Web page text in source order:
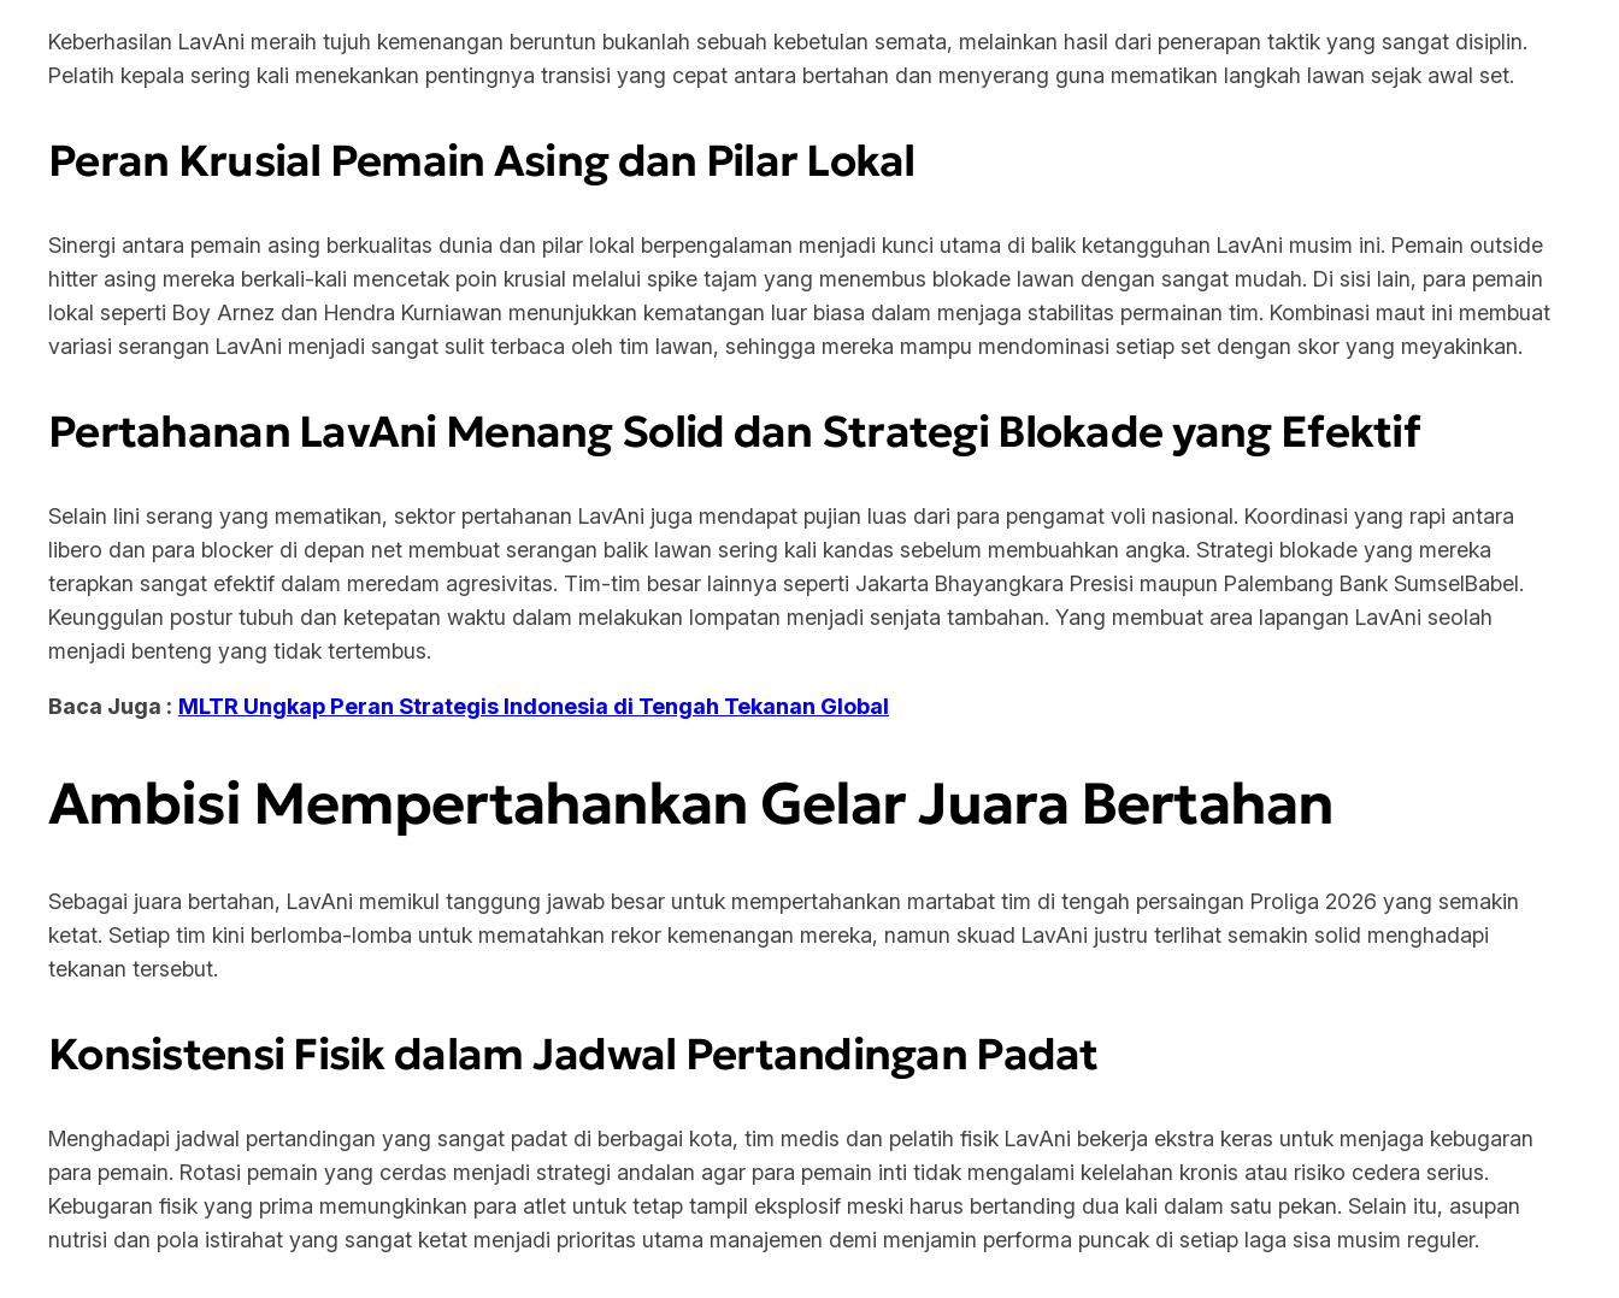
Keberhasilan LavAni meraih tujuh kemenangan beruntun bukanlah sebuah kebetulan semata, melainkan hasil dari penerapan taktik yang sangat disiplin.
Pelatih kepala sering kali menekankan pentingnya transisi yang cepat antara bertahan dan menyerang guna mematikan langkah lawan sejak awal set.
Peran Krusial Pemain Asing dan Pilar Lokal
Sinergi antara pemain asing berkualitas dunia dan pilar lokal berpengalaman menjadi kunci utama di balik ketangguhan LavAni musim ini. Pemain outside
hitter asing mereka berkali-kali mencetak poin krusial melalui spike tajam yang menembus blokade lawan dengan sangat mudah. Di sisi lain, para pemain
lokal seperti Boy Arnez dan Hendra Kurniawan menunjukkan kematangan luar biasa dalam menjaga stabilitas permainan tim. Kombinasi maut ini membuat
variasi serangan LavAni menjadi sangat sulit terbaca oleh tim lawan, sehingga mereka mampu mendominasi setiap set dengan skor yang meyakinkan.
Pertahanan LavAni Menang Solid dan Strategi Blokade yang Efektif
Selain lini serang yang mematikan, sektor pertahanan LavAni juga mendapat pujian luas dari para pengamat voli nasional. Koordinasi yang rapi antara
libero dan para blocker di depan net membuat serangan balik lawan sering kali kandas sebelum membuahkan angka. Strategi blokade yang mereka
terapkan sangat efektif dalam meredam agresivitas. Tim-tim besar lainnya seperti Jakarta Bhayangkara Presisi maupun Palembang Bank SumselBabel.
Keunggulan postur tubuh dan ketepatan waktu dalam melakukan lompatan menjadi senjata tambahan. Yang membuat area lapangan LavAni seolah
menjadi benteng yang tidak tertembus.
Baca Juga : MLTR Ungkap Peran Strategis Indonesia di Tengah Tekanan Global
Ambisi Mempertahankan Gelar Juara Bertahan
Sebagai juara bertahan, LavAni memikul tanggung jawab besar untuk mempertahankan martabat tim di tengah persaingan Proliga 2026 yang semakin
ketat. Setiap tim kini berlomba-lomba untuk mematahkan rekor kemenangan mereka, namun skuad LavAni justru terlihat semakin solid menghadapi
tekanan tersebut.
Konsistensi Fisik dalam Jadwal Pertandingan Padat
Menghadapi jadwal pertandingan yang sangat padat di berbagai kota, tim medis dan pelatih fisik LavAni bekerja ekstra keras untuk menjaga kebugaran
para pemain. Rotasi pemain yang cerdas menjadi strategi andalan agar para pemain inti tidak mengalami kelelahan kronis atau risiko cedera serius.
Kebugaran fisik yang prima memungkinkan para atlet untuk tetap tampil eksplosif meski harus bertanding dua kali dalam satu pekan. Selain itu, asupan
nutrisi dan pola istirahat yang sangat ketat menjadi prioritas utama manajemen demi menjamin performa puncak di setiap laga sisa musim reguler.